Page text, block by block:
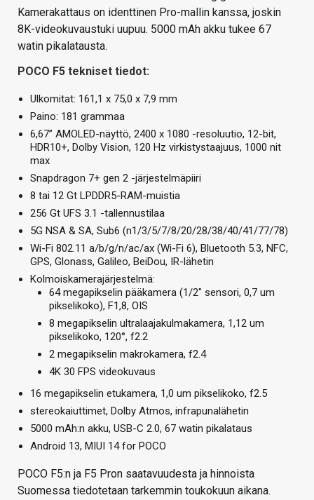
Kamerakattaus on identtinen Pro-mallin kanssa, joskin
8K-videokuvaustuki uupuu. 5000 mAh akku tukee 67
watin pikalatausta.
POCO F5 tekniset tiedot:
Ulkomitat: 161,1 x 75,0 x 7,9 mm
Paino: 181 grammaa
6,67” AMOLED-näyttö, 2400 x 1080 -resoluutio, 12-bit,
HDR10+, Dolby Vision, 120 Hz virkistystaajuus, 1000 nit
max
Snapdragon 7+ gen 2 -järjestelmäpiiri
8 tai 12 Gt LPDDR5-RAM-muistia
256 Gt UFS 3.1 -tallennustilaa
5G NSA & SA, Sub6 (n1/3/5/7/8/20/28/38/40/41/77/78)
Wi-Fi 802.11 a/b/g/n/ac/ax (Wi-Fi 6), Bluetooth 5.3, NFC,
GPS, Glonass, Galileo, BeiDou, IR-lähetin
Kolmoiskamerajärjestelmä:
64 megapikselin pääkamera (1/2″ sensori, 0,7 um
pikselikoko), F1,8, OIS
8 megapikselin ultralaajakulmakamera, 1,12 um
pikselikoko, 120°, f2.2
2 megapikselin makrokamera, f2.4
4K 30 FPS videokuvaus
16 megapikselin etukamera, 1,0 um pikselikoko, f2.5
stereokaiuttimet, Dolby Atmos, infrapunalähetin
5000 mAh:n akku, USB-C 2.0, 67 watin pikalataus
Android 13, MIUI 14 for POCO
POCO F5:n ja F5 Pron saatavuudesta ja hinnoista
Suomessa tiedotetaan tarkemmin toukokuun aikana.